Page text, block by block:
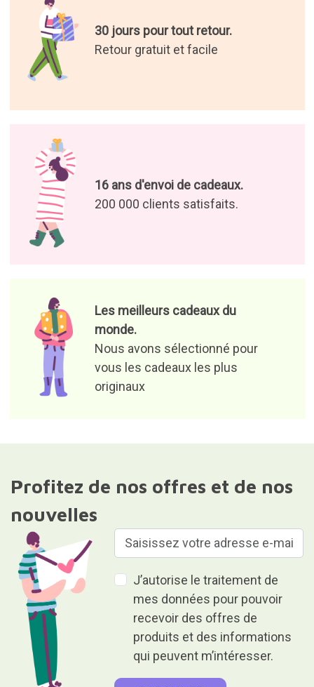
30 jours pour tout retour.
Retour gratuit et facile
16 ans d'envoi de cadeaux.
200 000 clients satisfaits.
Les meilleurs cadeaux du
monde.
Nous avons sélectionné pour
vous les cadeaux les plus
originaux
Profitez de nos offres et de nos
nouvelles
J’autorise le traitement de
mes données pour pouvoir
recevoir des offres de
produits et des informations
qui peuvent m’intéresser.